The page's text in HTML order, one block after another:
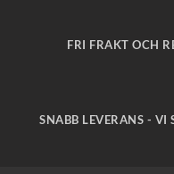
FRI FRAKT OCH
SNABB LEVERANS -